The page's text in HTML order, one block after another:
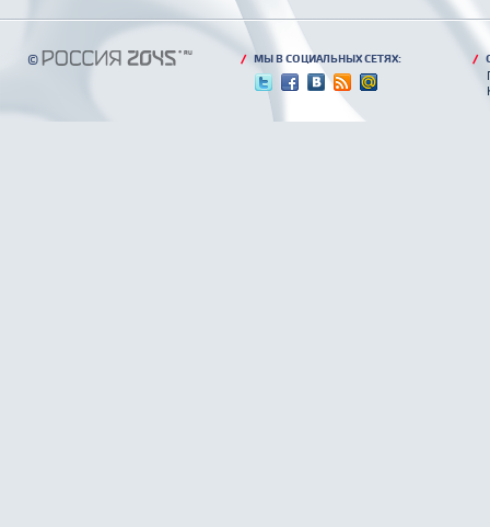
© / МЫ В СОЦИАЛЬНЫХ СЕТЯХ: /